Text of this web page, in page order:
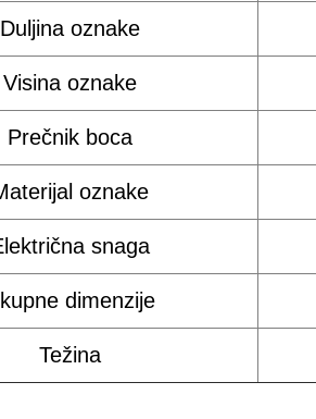
Duljina oznake
Visina oznake
Prečnik boca
oznake
snaga
dimenzije
Težina